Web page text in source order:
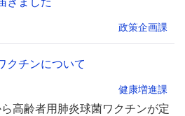
政策企画課
クチンについて
健康増進課
高齢者用肺炎球菌ワクチンが定